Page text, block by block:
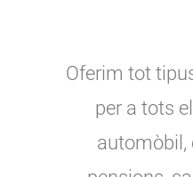
Oferim tot
per a tots
automòbil,